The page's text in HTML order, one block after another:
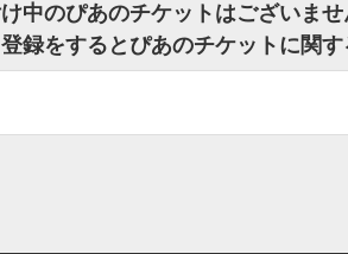
中のぴあのチケットはございませ
録をするとぴあのチケットに関